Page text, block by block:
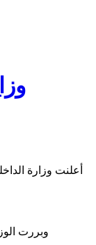
أعلنت وزارة
وبررت